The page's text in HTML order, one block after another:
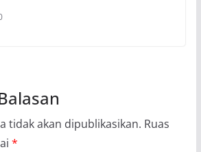
tidak akan dipublikasikan. Ruas
*